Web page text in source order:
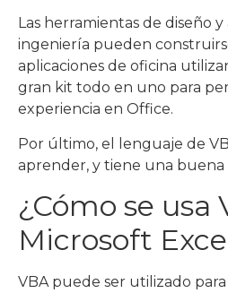
Las herramientas de diseño y
ingeniería pueden
aplicaciones de oficina
gran kit todo en uno para
experiencia en Office.
Por último, el lenguaje de
aprender, y tiene una
¿Cómo se usa
Microsoft
VBA puede ser utilizado